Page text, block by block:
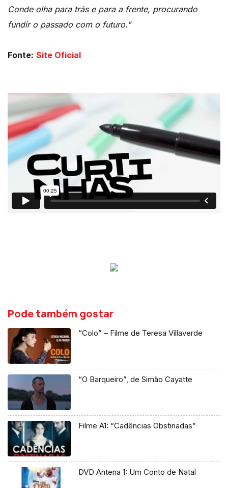
Conde olha para trás e para a frente, procurando
fundir o passado com o futuro."
Fonte: Site Oficial
Pode também gostar
“Colo” – Filme de Teresa Villaverde
“O Barqueiro”, de Simão Cayatte
Filme A1: “Cadências Obstinadas”
DVD Antena 1: Um Conto de Natal